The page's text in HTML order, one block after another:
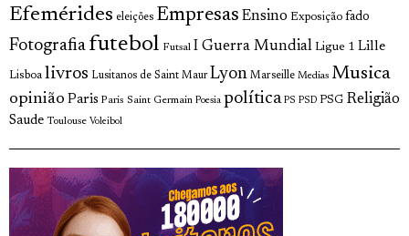
Efemérides eleições Empresas Ensino Exposição fado
Fotografia futebol Futsal I Guerra Mundial Ligue 1 Lille
Lisboa livros Lusitanos de Saint Maur Lyon Marseille Medias Musica
opinião Paris Paris Saint Germain Poesia política PS PSD PSG Religião
Saude Toulouse Voleibol